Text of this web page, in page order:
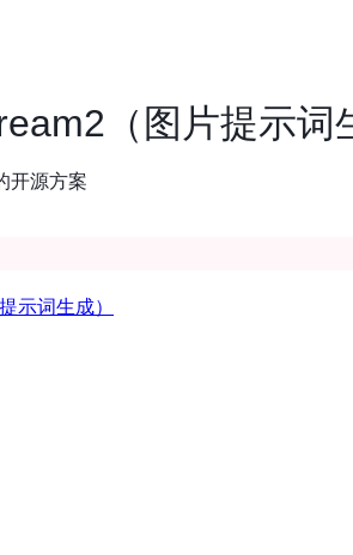
（图片提示词
开源方案
示词生成）